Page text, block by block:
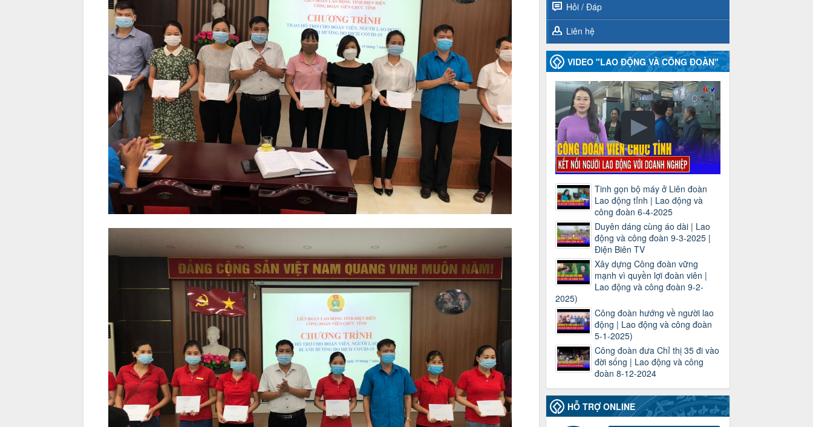
Hỏi / Đáp
Liên hệ
VIDEO "LAO ĐỘNG VÀ CÔNG ĐOÀN"
Tinh gọn bộ máy ở Liên đoàn
Lao động tỉnh | Lao động và
công đoàn 6-4-2025
Duyên dáng cùng áo dài | Lao
động và công đoàn 9-3-2025 |
Điện Biên TV
Xây dựng Công đoàn vững
mạnh vì quyền lợi đoàn viên |
Lao động và công đoàn 9-2-
2025)
Công đoàn hướng về người lao
động | Lao động và công đoàn
5-1-2025)
Công đoàn đưa Chỉ thị 35 đi vào
đời sống | Lao động và công
đoàn 8-12-2024
HỖ TRỢ ONLINE
3716/TLD-TC
Công văn hướng dẫn công tác quả lý tài
nhập, chấm dứt hoạt động
Thời gian đăng: 13/04/2025
lượt xem: 2006 | lượt tải:722